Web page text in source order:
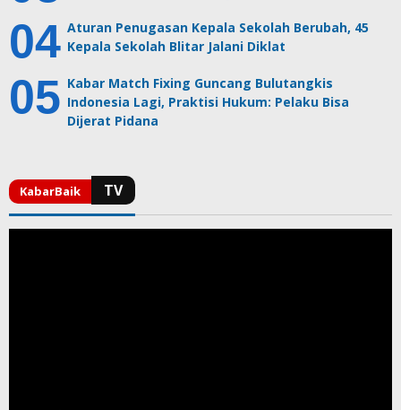
Aturan Penugasan Kepala Sekolah Berubah, 45
Kepala Sekolah Blitar Jalani Diklat
Kabar Match Fixing Guncang Bulutangkis
Indonesia Lagi, Praktisi Hukum: Pelaku Bisa
Dijerat Pidana